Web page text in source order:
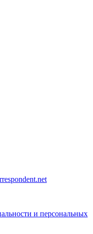
и персональных